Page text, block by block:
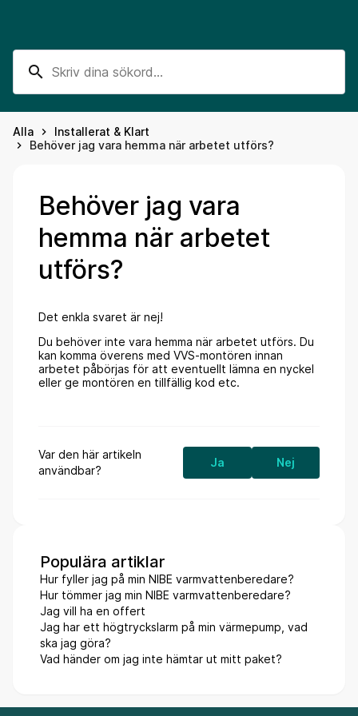
search
Alla keyboard_arrow_right Installerat & Klart
keyboard_arrow_right Behöver jag vara hemma när arbetet utförs?
Behöver jag vara
hemma när arbetet
utförs?
Det enkla svaret är nej!
Du behöver inte vara hemma när arbetet utförs. Du
kan komma överens med VVS-montören innan
arbetet påbörjas för att eventuellt lämna en nyckel
eller ge montören en tillfällig kod etc.
Var den här artikeln
användbar?
Ja Nej
Populära artiklar
Hur fyller jag på min NIBE varmvattenberedare?
Hur tömmer jag min NIBE varmvattenberedare?
Jag vill ha en offert
Jag har ett högtryckslarm på min värmepump, vad
ska jag göra?
Vad händer om jag inte hämtar ut mitt paket?